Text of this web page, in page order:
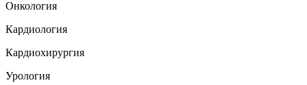
Онкология
Кардиология
Кардиохирургия
Урология